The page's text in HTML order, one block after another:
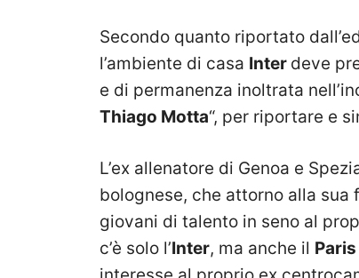
Secondo quanto riportato
l’ambiente di casa Inter deve
e di permanenza inoltrata
Thiago Motta“, per riportare e
L’ex allenatore di Genoa e
bolognese, che attorno alla
giovani di talento in seno al
c’è solo l’Inter, ma anche il